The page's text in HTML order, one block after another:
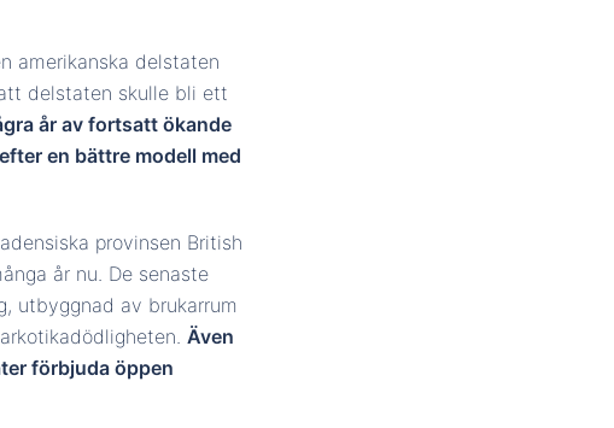
amerikanska delstaten
delstaten skulle bli ett
år av fortsatt ökande
en bättre modell med
provinsen British
år nu. De senaste
utbyggnad av brukarrum
Även
förbjuda öppen